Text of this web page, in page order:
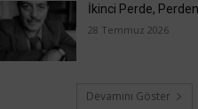
İkinci Perde,
28 Temmuz 2026
Devamını Göster